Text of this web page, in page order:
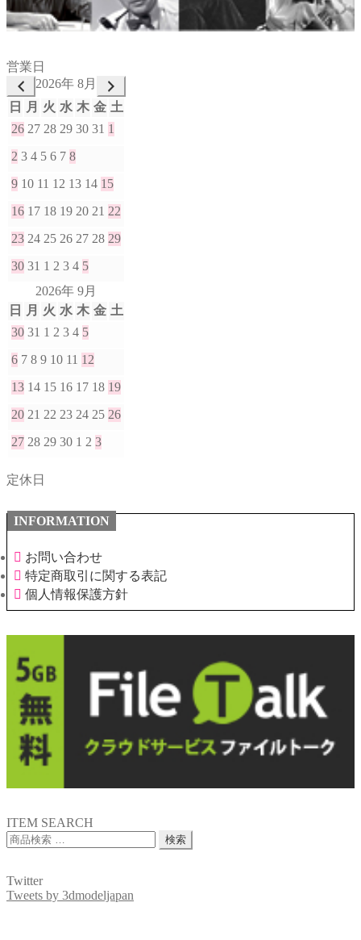
営業日
2026年 8月
日
月 火 水 木 金 土
26 27 28 29 30 31 1
2 3 4 5 6 7 8
9 10 11 12 13 14 15
16 17 18 19 20 21 22
23 24 25 26 27 28 29
30 31 1 2 3 4 5
2026年 9月
日
月 火 水 木 金 土
30 31 1 2 3 4 5
6 7 8 9 10 11 12
13 14 15 16 17 18 19
20 21 22 23 24 25 26
27 28 29 30 1 2 3
定休日
INFORMATION
お問い合わせ
特定商取引に関する表記
個人情報保護方針
ITEM SEARCH
検
象:
検索
Twitter
Tweets by 3dmodeljapan